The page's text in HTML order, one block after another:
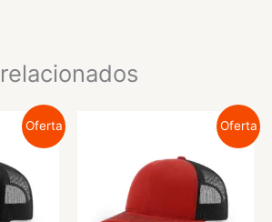
Oferta Oferta